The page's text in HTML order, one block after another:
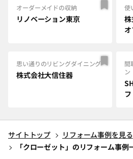
オーダーメイドの収納
リノベーション東京
使
思い通りのリビングダイニング
株式会社大信住器
間
ン
フ
サイトトップ
リフォーム事例を見る
「クローゼット」のリフォーム事例